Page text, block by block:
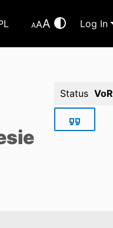
AAA Log In
Status VoR